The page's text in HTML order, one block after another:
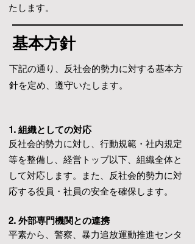
たします。
​基本方針
下記の通り、反社会的勢力に対する基本方
針を定め、遵守いたします。
1. 組織としての対応
反社会的勢力に対し、行動規範・社内規定
等を整備し、経営トップ以下、組織全体と
して対応します。また、反社会的勢力に対
応する役員・社員の安全を確保します。
2. 外部専門機関との連携
平素から、警察、暴力追放運動推進センタ